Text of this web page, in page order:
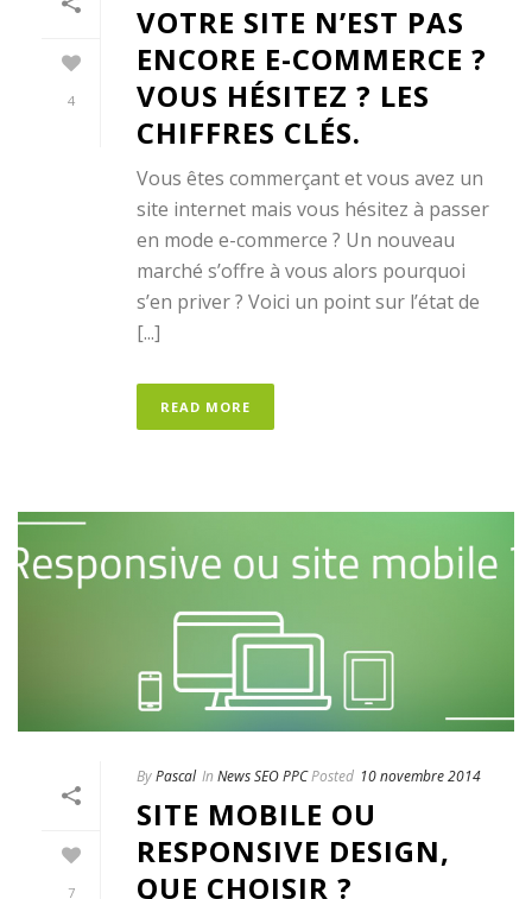
4
VOTRE SITE N’EST PAS
ENCORE E-COMMERCE ?
VOUS HÉSITEZ ? LES
CHIFFRES CLÉS.
Vous êtes commerçant et vous avez un
site internet mais vous hésitez à passer
en mode e-commerce ? Un nouveau
marché s’offre à vous alors pourquoi
s’en priver ? Voici un point sur l’état de
[...]
READ MORE
7
ByPascal In News SEO PPCPosted 10 novembre 2014
SITE MOBILE OU
RESPONSIVE DESIGN,
QUE CHOISIR ?